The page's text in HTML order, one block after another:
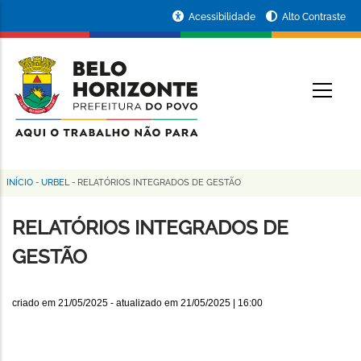
conteúdo
principal
da
Prefeitura
de
Horizonte
Acessibilidade Alto Contraste
Trilha
de
navegação
INÍCIO - URBEL - RELATÓRIOS INTEGRADOS DE GESTÃO
RELATÓRIOS INTEGRADOS DE
GESTÃO
criado em 21/05/2025 - atualizado em 21/05/2025 | 16:00